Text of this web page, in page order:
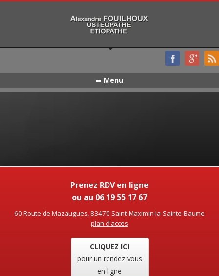
Menu
Prenez RDV en ligne
ou au 06 19 55 17 67
60 Route de Mazaugues, 83470 Saint-Maximin-la-Sainte-Baume
plan d'acces
CLIQUEZ ICI
pour un rendez vous
en ligne